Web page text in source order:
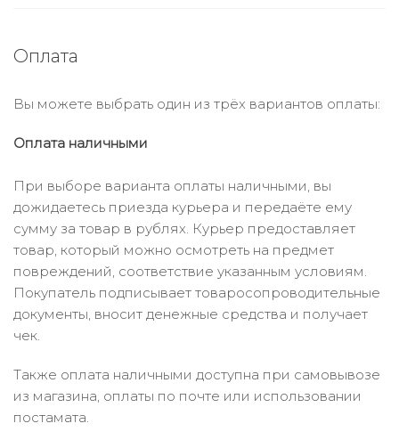
Оплата
Вы можете выбрать один из трёх вариантов оплаты:
Оплата наличными
При выборе варианта оплаты наличными, вы
дожидаетесь приезда курьера и передаёте ему
сумму за товар в рублях. Курьер предоставляет
товар, который можно осмотреть на предмет
повреждений, соответствие указанным условиям.
Покупатель подписывает товаросопроводительные
документы, вносит денежные средства и получает
чек.
Также оплата наличными доступна при самовывозе
из магазина, оплаты по почте или использовании
постамата.